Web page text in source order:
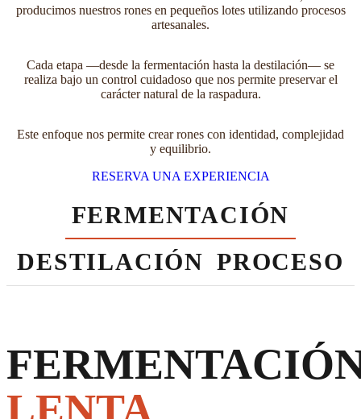
producimos nuestros rones en pequeños lotes utilizando procesos
artesanales.
Cada etapa —desde la fermentación hasta la destilación— se
realiza bajo un control cuidadoso que nos permite preservar el
carácter natural de la raspadura.
Este enfoque nos permite crear rones con identidad, complejidad
y equilibrio.
RESERVA UNA EXPERIENCIA
FERMENTACIÓN
DESTILACIÓN PROCESO